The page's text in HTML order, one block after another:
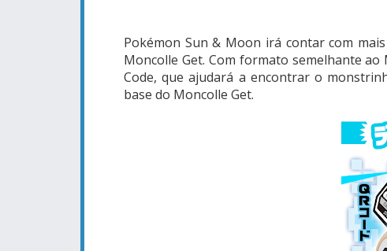
Pokémon Sun & Moon irá contar com
Moncolle Get. Com formato semelhante
Code, que ajudará a encontrar o
base do Moncolle Get.